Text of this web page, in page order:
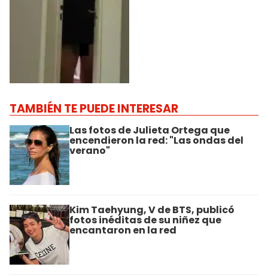
TAMBIÉN TE PUEDE INTERESAR
Las fotos de Julieta Ortega que
encendieron la red: "Las ondas del
verano"
Kim Taehyung, V de BTS, publicó
fotos inéditas de su niñez que
encantaron en la red